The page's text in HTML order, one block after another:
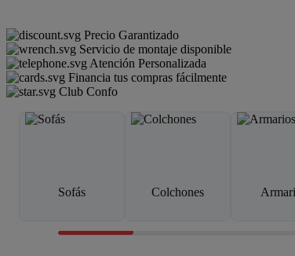
Precio Garantizado
Servicio de montaje disponible
Atención Personalizada
Financia tus compras fácilmente
Club Confo
Sofás Colchones